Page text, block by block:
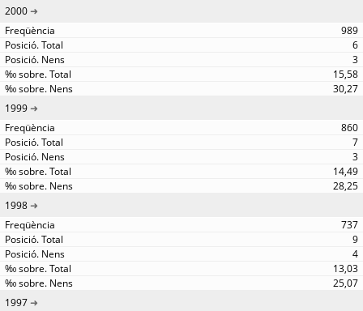
2000
989
6
3
15,58
30,27
1999
860
7
3
14,49
28,25
1998
737
9
4
13,03
25,07
1997